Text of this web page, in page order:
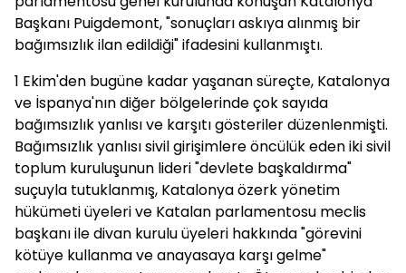
Başkanı Puigdemont, "sonuçları askıya alınmış bir
bağımsızlık ilan edildiği" ifadesini kullanmıştı.
1 Ekim'den bugüne kadar yaşanan süreçte, Katalonya
ve İspanya'nın diğer bölgelerinde çok sayıda
bağımsızlık yanlısı ve karşıtı gösteriler düzenlenmişti.
Bağımsızlık yanlısı sivil girişimlere öncülük eden iki sivil
toplum kuruluşunun lideri "devlete başkaldırma"
suçuyla tutuklanmış, Katalonya özerk yönetim
hükümeti üyeleri ve Katalan parlamentosu meclis
başkanı ile divan kurulu üyeleri hakkında "görevini
kötüye kullanma ve anayasaya karşı gelme"